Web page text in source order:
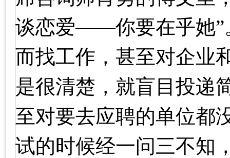
谈恋爱——你要在乎她”
而找工作，甚至对企业
是很清楚，就盲目投递
至对要去应聘的单位都
试的时候经一问三不知